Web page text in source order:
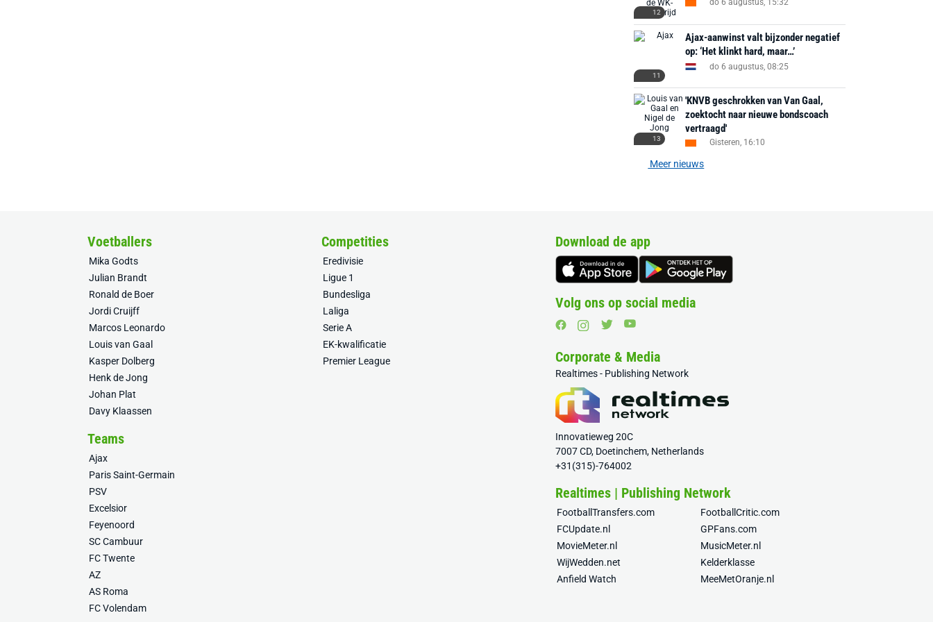
12
do 6 augustus, 15:32
11
Ajax-aanwinst valt bijzonder negatief
op: ‘Het klinkt hard, maar…’
do 6 augustus, 08:25
13
'KNVB geschrokken van Van Gaal,
zoektocht naar nieuwe bondscoach
vertraagd'
Gisteren, 16:10
Meer nieuws
Voetballers
Mika Godts
Julian Brandt
Ronald de Boer
Jordi Cruijff
Marcos Leonardo
Louis van Gaal
Kasper Dolberg
Henk de Jong
Johan Plat
Davy Klaassen
Competities
Eredivisie
Ligue 1
Bundesliga
Laliga
Serie A
EK-kwalificatie
Premier League
Teams
Ajax
Paris Saint-Germain
PSV
Excelsior
Feyenoord
SC Cambuur
FC Twente
AZ
AS Roma
FC Volendam
Download de app
Volg ons op social media
Corporate & Media
Realtimes - Publishing Network
Innovatieweg 20C
7007 CD, Doetinchem, Netherlands
+31(315)-764002
Realtimes | Publishing Network
FootballTransfers.com
FootballCritic.com
FCUpdate.nl
GPFans.com
MovieMeter.nl
MusicMeter.nl
WijWedden.net
Kelderklasse
Anfield Watch
MeeMetOranje.nl